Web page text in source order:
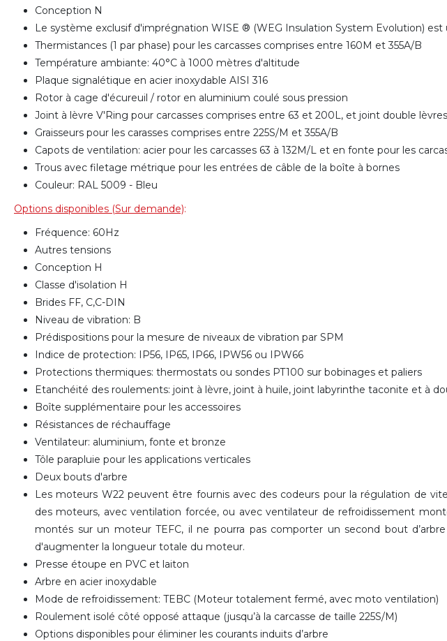
Conception N
Le système exclusif d'imprégnation WISE ® (WEG Insulation System Evolution)
Thermistances (1 par phase) pour les carcasses comprises entre 160M et 355A/B
Température ambiante: 40°C à 1000 mètres d'altitude
Plaque signalétique en acier inoxydable AISI 316
Rotor à cage d'écureuil / rotor en aluminium coulé sous pression
Joint à lèvre V'Ring pour carcasses comprises entre 63 et 200L, et joint double
Graisseurs pour les carasses comprises entre 225S/M et 355A/B
Capots de ventilation: acier pour les carcasses 63 à 132M/L et en fonte pour les
Trous avec filetage métrique pour les entrées de câble de la boîte à bornes
Couleur: RAL 5009 - Bleu
Options disponibles (Sur demande):
Fréquence: 60Hz
Autres tensions
Conception H
Classe d'isolation H
Brides FF, C,C-DIN
Niveau de vibration: B
Prédispositions pour la mesure de niveaux de vibration par SPM
Indice de protection: IP56, IP65, IP66, IPW56 ou IPW66
Protections thermiques: thermostats ou sondes PT100 sur bobinages et paliers
Etanchéité des roulements: joint à lèvre, joint à huile, joint labyrinthe taconite et à
Boîte supplémentaire pour les accessoires
Résistances de réchauffage
Ventilateur: aluminium, fonte et bronze
Tôle parapluie pour les applications verticales
Deux bouts d'arbre
Les moteurs W22 peuvent être fournis avec des codeurs pour la régulation de
des moteurs, avec ventilation forcée, ou avec ventilateur de refroidissement
montés sur un moteur TEFC, il ne pourra pas comporter un second bout
d'augmenter la longueur totale du moteur.
Presse étoupe en PVC et laiton
Arbre en acier inoxydable
Mode de refroidissement: TEBC (Moteur totalement fermé, avec moto ventilation)
Roulement isolé côté opposé attaque (jusqu’à la carcasse de taille 225S/M)
Options disponibles pour éliminer les courants induits d’arbre